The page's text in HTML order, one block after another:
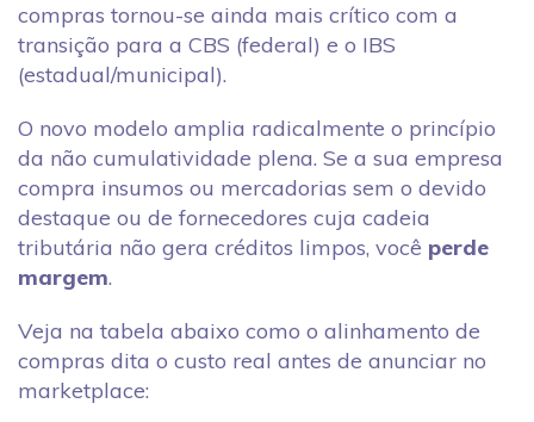
compras tornou-se ainda mais crítico com a
transição para a CBS (federal) e o IBS
(estadual/municipal).
O novo modelo amplia radicalmente o princípio
da não cumulatividade plena. Se a sua empresa
compra insumos ou mercadorias sem o devido
destaque ou de fornecedores cuja cadeia
tributária não gera créditos limpos, você perde
margem.
Veja na tabela abaixo como o alinhamento de
compras dita o custo real antes de anunciar no
marketplace: